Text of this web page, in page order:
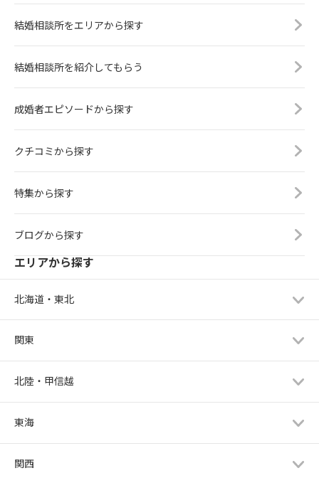
結婚相談所をエリアから探す
結婚相談所を紹介してもらう
成婚者エピソードから探す
クチコミから探す
特集から探す
ブログから探す
エリアから探す
北海道・東北
関東
北陸・甲信越
東海
関西